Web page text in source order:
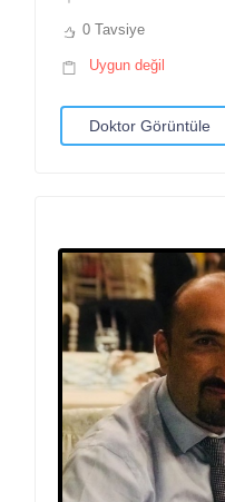
0 Tavsiye
Uygun değil
Doktor Görüntüle